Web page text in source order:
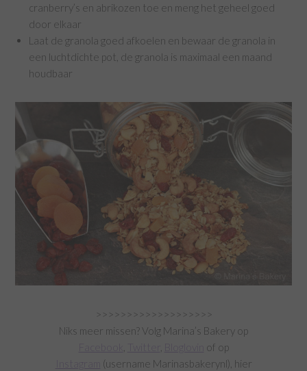
cranberry’s en abrikozen toe en meng het geheel goed
door elkaar
Laat de granola goed afkoelen en bewaar de granola in
een luchtdichte pot, de granola is maximaal een maand
houdbaar
>>>>>>>>>>>>>>>>>>>
Niks meer missen? Volg Marina’s Bakery op
Bloglovin
of op
Instagram
(username Marinasbakerynl), hier